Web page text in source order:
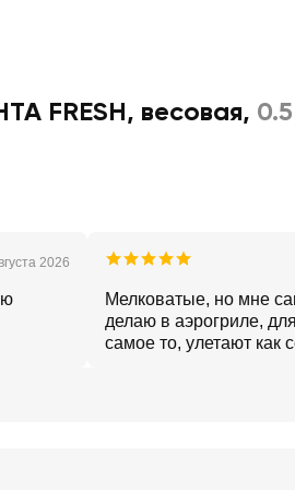
FRESH, весовая,
2026
Мелковатые, но мне
делаю в аэрогриле,
самое то, улетают как